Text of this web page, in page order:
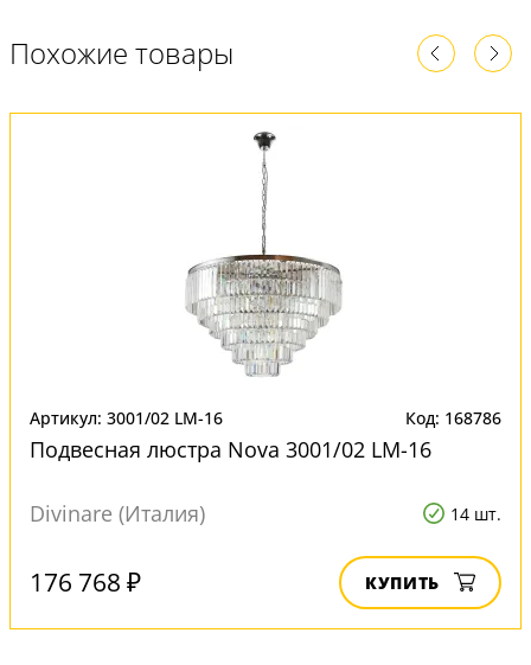
Похожие товары
Артикул: 3001/02 LM-16 Код: 168786
Подвесная люстра Nova 3001/02 LM-16
Divinare (Италия) 14 шт.
176 768 ₽ КУПИТЬ